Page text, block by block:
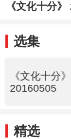
《文化十分
选集
《文化十分》
20160505
精选